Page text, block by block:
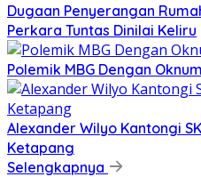
Dugaan Penyerangan
Perkara Tuntas Dinilai Keliru
Polemik MBG Dengan
Alexander Wilyo Kantongi
Ketapang
Selengkapnya